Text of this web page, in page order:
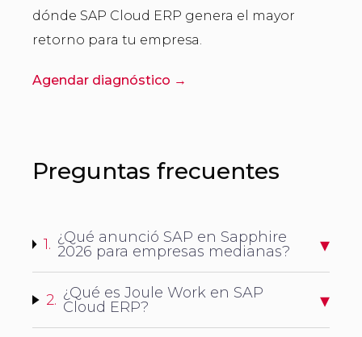
dónde SAP Cloud ERP genera el mayor
retorno para tu empresa.
Agendar diagnóstico →
Preguntas frecuentes
1. ¿Qué anunció SAP en Sapphire
2026 para empresas medianas?
2. ¿Qué es Joule Work en SAP
Cloud ERP?